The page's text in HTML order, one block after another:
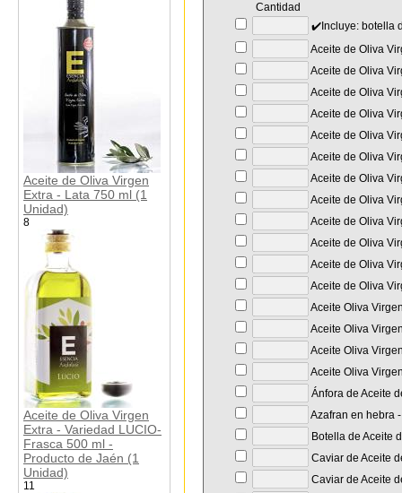
Aceite de Oliva Virgen
Extra - Lata 750 ml (1
Unidad)
8
Aceite de Oliva Virgen
Extra - Variedad LUCIO-
Frasca 500 ml -
Producto de Jaén (1
Unidad)
11
Cantidad
✔️Incluye: botella
Aceite de Oliva
Aceite de Oliva
Aceite de Oliva
Aceite de Oliva
Aceite de Oliva
Aceite de Oliva
Aceite de Oliva
Aceite de Oliva
Aceite de Oliva
Aceite de Oliva
Aceite de Oliva
Aceite de Oliva
Aceite Oliva
Aceite Oliva
Aceite Oliva
Aceite Oliva
Ánfora de Aceite
Azafran en hebra
Botella de Aceite
Caviar de Aceite
Caviar de Aceite